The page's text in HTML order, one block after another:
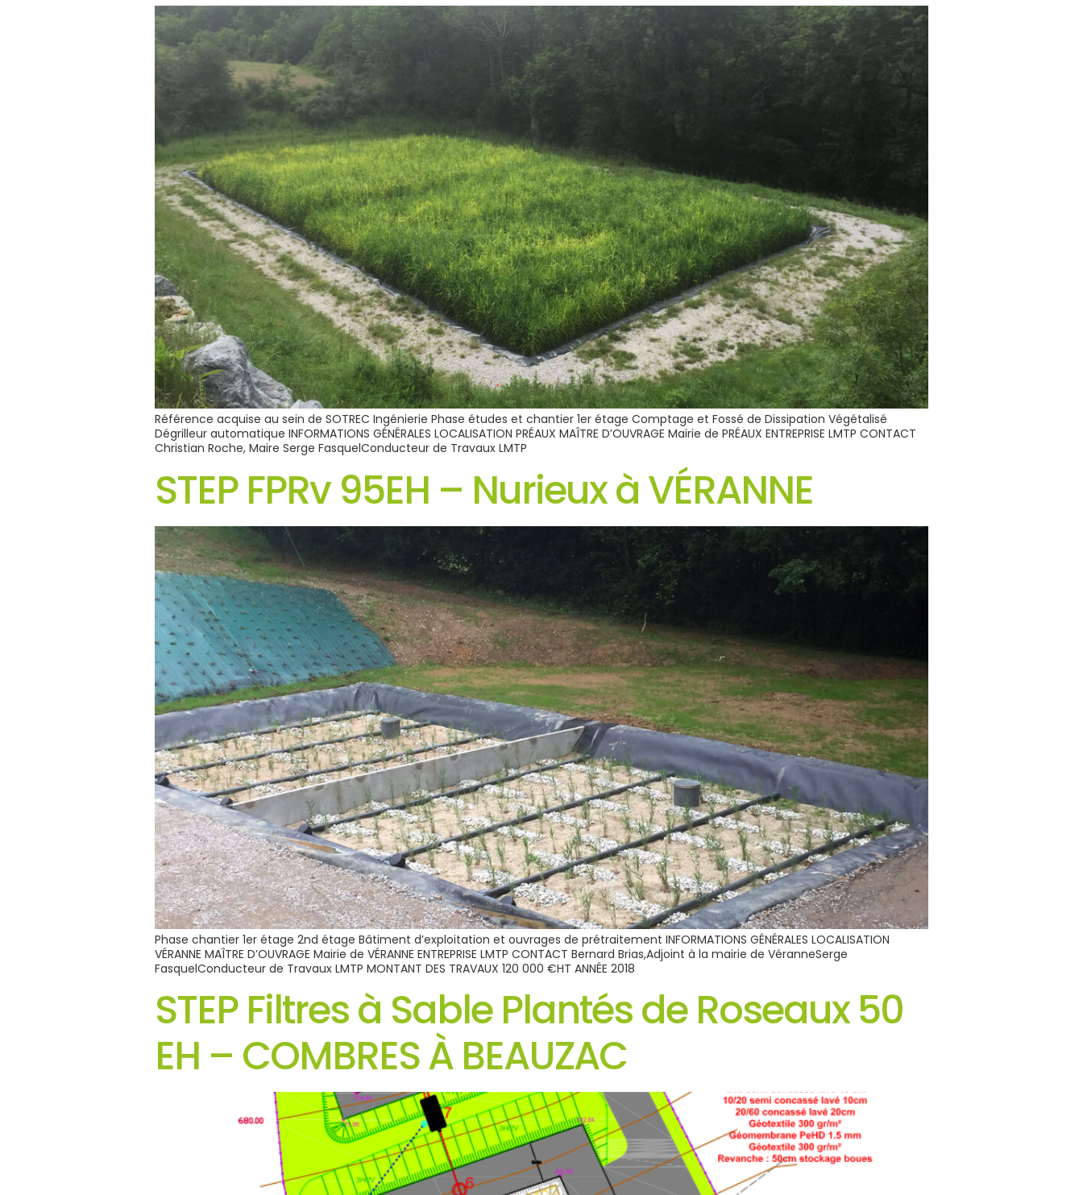
Référence acquise au sein de SOTREC Ingénierie Phase études et chantier 1er étage Comptage et Fossé de Dissipation Végétalisé
Dégrilleur automatique INFORMATIONS GÉNÉRALES LOCALISATION PRÉAUX MAÎTRE D’OUVRAGE Mairie de PRÉAUX ENTREPRISE LMTP CONTACT
Christian Roche, Maire Serge FasquelConducteur de Travaux LMTP
STEP FPRv 95EH – Nurieux à VÉRANNE
Phase chantier 1er étage 2nd étage Bâtiment d’exploitation et ouvrages de prétraitement INFORMATIONS GÉNÉRALES LOCALISATION
VÉRANNE MAÎTRE D’OUVRAGE Mairie de VÉRANNE ENTREPRISE LMTP CONTACT Bernard Brias,Adjoint à la mairie de VéranneSerge
FasquelConducteur de Travaux LMTP MONTANT DES TRAVAUX 120 000 €HT ANNÉE 2018
STEP Filtres à Sable Plantés de Roseaux 50
EH – COMBRES À BEAUZAC